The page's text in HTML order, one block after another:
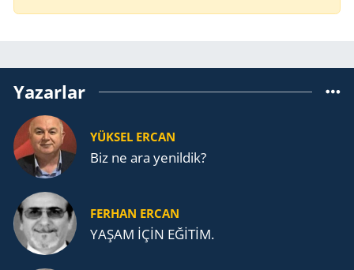
Yazarlar
YÜKSEL ERCAN
Biz ne ara yenildik?
FERHAN ERCAN
YAŞAM İÇİN EĞİTİM.